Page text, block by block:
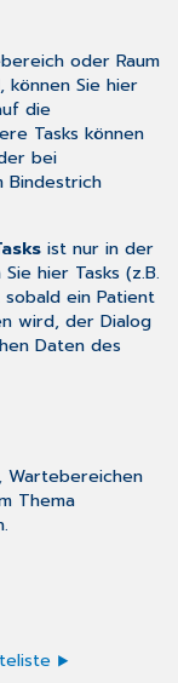
oder Raum
können Sie hier
die
Tasks können
bei
Bindestrich
ist nur in der
hier Tasks (z.B.
sobald ein Patient
wird, der Dialog
Daten des
Wartebereichen
Thema
.